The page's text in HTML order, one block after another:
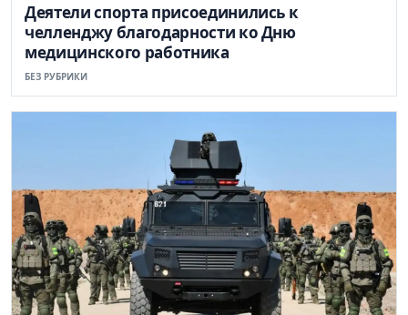
Деятели спорта присоединились к
челленджу благодарности ко Дню
медицинского работника
БЕЗ РУБРИКИ